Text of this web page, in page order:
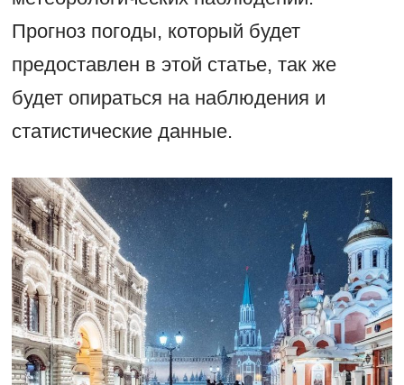
Прогноз погоды, который будет
предоставлен в этой статье, так же
будет опираться на наблюдения и
статистические данные.